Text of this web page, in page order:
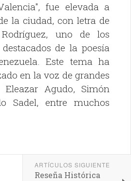
fue elevada a
la ciudad, con letra de
uno de los
de la poesía
Este tema ha
en la voz de grandes
Agudo, Simón
Sadel, entre muchos
ARTÍCULOS SIGUIENTE
Reseña Histórica